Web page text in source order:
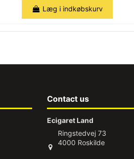
Læg i indkøbskurv
Contact us
Ecigaret Land
Ringstedvej 73
4000 Roskilde